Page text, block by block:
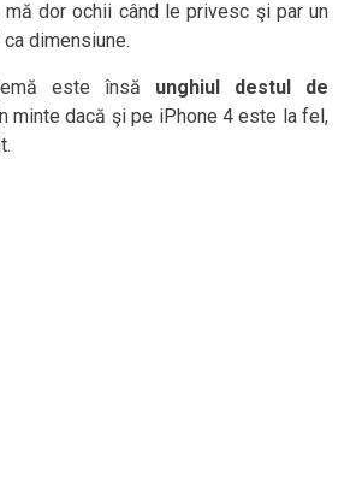
mă dor ochii când le privesc şi par un
dimensiune.
este însă unghiul destul de
minte dacă şi pe iPhone 4 este la fel,